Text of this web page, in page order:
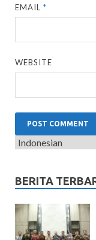
EMAIL*
WEBSITE
BERITA